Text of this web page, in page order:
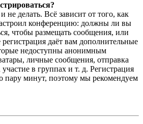
не делать. Всё зависит от того, как
конференцию: должны ли вы
чтобы размещать сообщения, или
даёт вам дополнительные
недоступны анонимным
личные сообщения, отправка
в группах и т. д. Регистрация
пару минут, поэтому мы рекомендуем